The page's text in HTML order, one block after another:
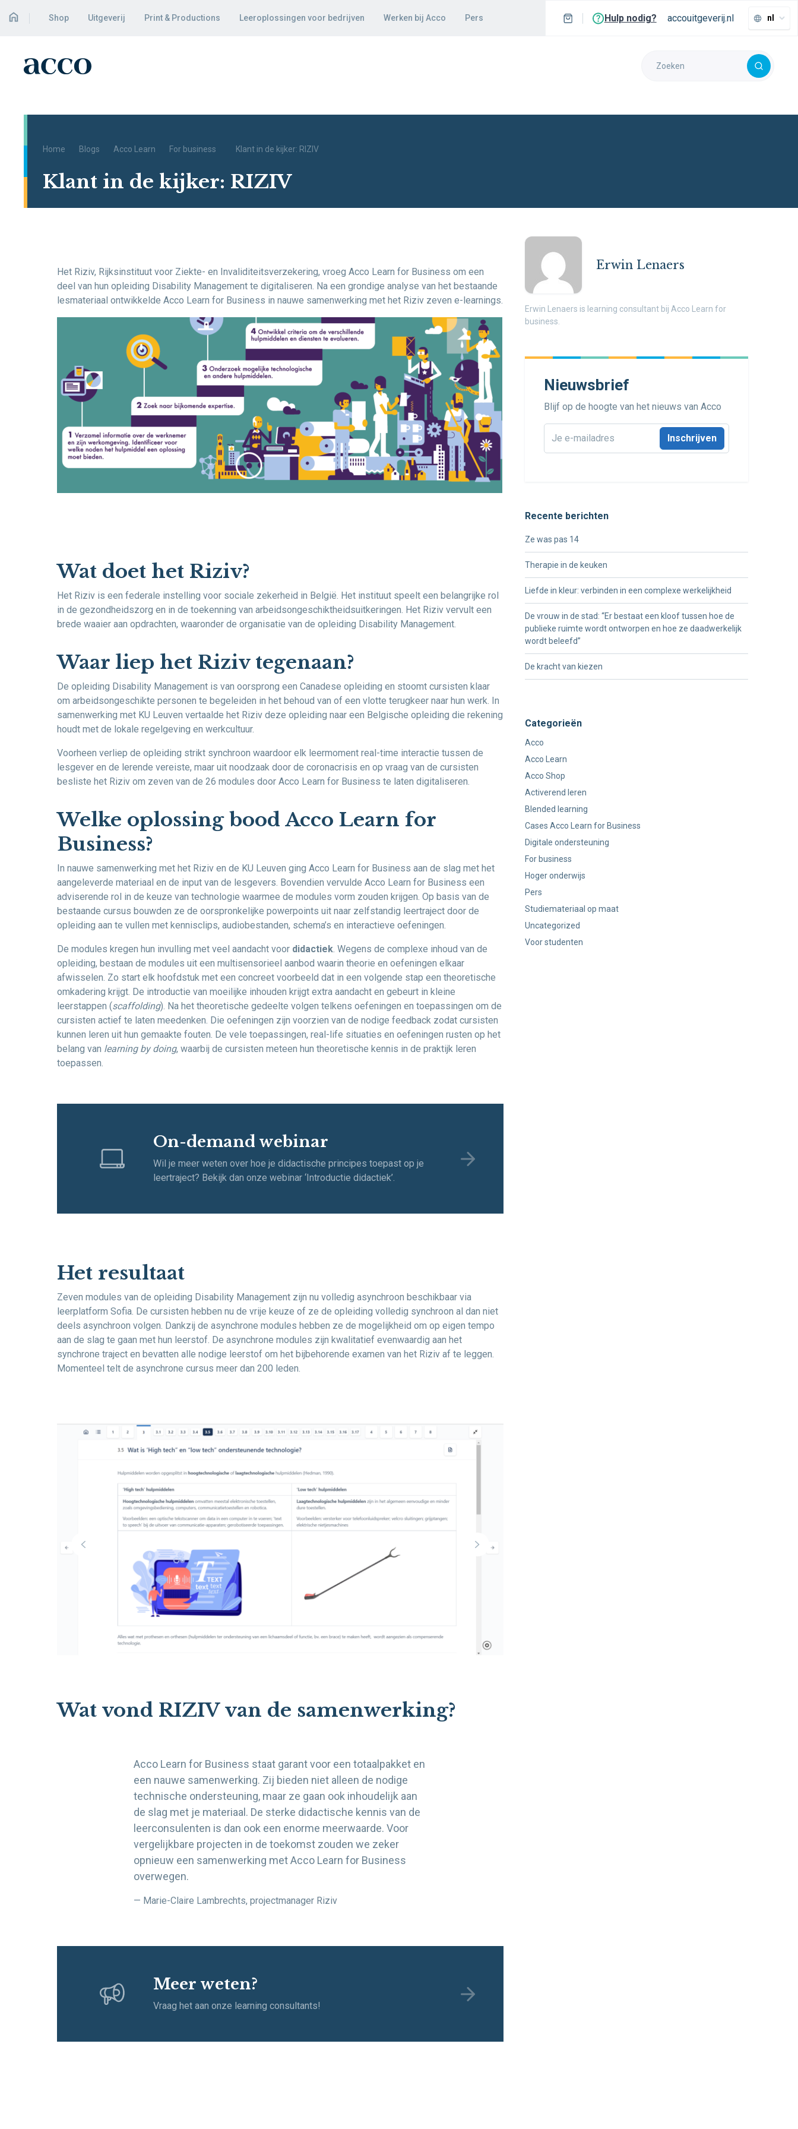
Shop Uitgeverij Print & Productions Leeroplossingen voor bedrijven Werken bij Acco Pers Hulp nodig? accouitgeverij.nl nl
Home Blogs Acco Learn For business Klant in de kijker: RIZIV
Klant in de kijker: RIZIV
Het Riziv, Rijksinstituut voor Ziekte- en Invaliditeitsverzekering, vroeg Acco Learn for Business om een
deel van hun opleiding Disability Management te digitaliseren. Na een grondige analyse van het bestaande
lesmateriaal ontwikkelde Acco Learn for Business in nauwe samenwerking met het Riziv zeven e-learnings.
Wat doet het Riziv?
Het Riziv is een federale instelling voor sociale zekerheid in België. Het instituut speelt een belangrijke rol
in de gezondheidszorg en in de toekenning van arbeidsongeschiktheidsuitkeringen. Het Riziv vervult een
brede waaier aan opdrachten, waaronder de organisatie van de opleiding Disability Management.
Waar liep het Riziv tegenaan?
De opleiding Disability Management is van oorsprong een Canadese opleiding en stoomt cursisten klaar
om arbeidsongeschikte personen te begeleiden in het behoud van of een vlotte terugkeer naar hun werk. In
samenwerking met KU Leuven vertaalde het Riziv deze opleiding naar een Belgische opleiding die rekening
houdt met de lokale regelgeving en werkcultuur.
Voorheen verliep de opleiding strikt synchroon waardoor elk leermoment real-time interactie tussen de
lesgever en de lerende vereiste, maar uit noodzaak door de coronacrisis en op vraag van de cursisten
besliste het Riziv om zeven van de 26 modules door Acco Learn for Business te laten digitaliseren.
Welke oplossing bood Acco Learn for
Business?
In nauwe samenwerking met het Riziv en de KU Leuven ging Acco Learn for Business aan de slag met het
aangeleverde materiaal en de input van de lesgevers. Bovendien vervulde Acco Learn for Business een
adviserende rol in de keuze van technologie waarmee de modules vorm zouden krijgen. Op basis van de
bestaande cursus bouwden ze de oorspronkelijke powerpoints uit naar zelfstandig leertraject door de
opleiding aan te vullen met kennisclips, audiobestanden, schema’s en interactieve oefeningen.
De modules kregen hun invulling met veel aandacht voor didactiek. Wegens de complexe inhoud van de
opleiding, bestaan de modules uit een multisensorieel aanbod waarin theorie en oefeningen elkaar
afwisselen. Zo start elk hoofdstuk met een concreet voorbeeld dat in een volgende stap een theoretische
omkadering krijgt. De introductie van moeilijke inhouden krijgt extra aandacht en gebeurt in kleine
leerstappen (scaffolding). Na het theoretische gedeelte volgen telkens oefeningen en toepassingen om de
cursisten actief te laten meedenken. Die oefeningen zijn voorzien van de nodige feedback zodat cursisten
kunnen leren uit hun gemaakte fouten. De vele toepassingen, real-life situaties en oefeningen rusten op het
belang van learning by doing, waarbij de cursisten meteen hun theoretische kennis in de praktijk leren
toepassen.
On-demand webinar
Wil je meer weten over hoe je didactische principes toepast op je
leertraject? Bekijk dan onze webinar ‘Introductie didactiek’.
Het resultaat
Zeven modules van de opleiding Disability Management zijn nu volledig asynchroon beschikbaar via
leerplatform Sofia. De cursisten hebben nu de vrije keuze of ze de opleiding volledig synchroon al dan niet
deels asynchroon volgen. Dankzij de asynchrone modules hebben ze de mogelijkheid om op eigen tempo
aan de slag te gaan met hun leerstof. De asynchrone modules zijn kwalitatief evenwaardig aan het
synchrone traject en bevatten alle nodige leerstof om het bijbehorende examen van het Riziv af te leggen.
Momenteel telt de asynchrone cursus meer dan 200 leden.
Wat vond RIZIV van de samenwerking?
Acco Learn for Business staat garant voor een totaalpakket en
een nauwe samenwerking. Zij bieden niet alleen de nodige
technische ondersteuning, maar ze gaan ook inhoudelijk aan
de slag met je materiaal. De sterke didactische kennis van de
leerconsulenten is dan ook een enorme meerwaarde. Voor
vergelijkbare projecten in de toekomst zouden we zeker
opnieuw een samenwerking met Acco Learn for Business
overwegen.
— Marie-Claire Lambrechts, projectmanager Riziv
Meer weten?
Vraag het aan onze learning consultants!
Erwin Lenaers
Erwin Lenaers is learning consultant bij Acco Learn for
business.
Nieuwsbrief
Blijf op de hoogte van het nieuws van Acco
Recente berichten
Ze was pas 14
Therapie in de keuken
Liefde in kleur: verbinden in een complexe werkelijkheid
De vrouw in de stad: “Er bestaat een kloof tussen hoe de
publieke ruimte wordt ontworpen en hoe ze daadwerkelijk
wordt beleefd”
De kracht van kiezen
Categorieën
Acco
Acco Learn
Acco Shop
Activerend leren
Blended learning
Cases Acco Learn for Business
Digitale ondersteuning
For business
Hoger onderwijs
Pers
Studiemateriaal op maat
Uncategorized
Voor studenten